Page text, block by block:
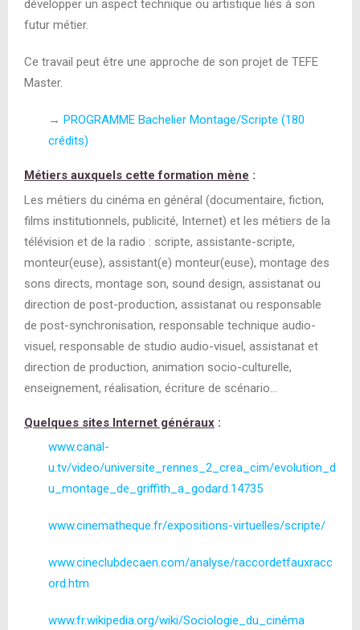
développer un aspect technique ou artistique liés à son
futur métier.
Ce travail peut être une approche de son projet de TEFE
Master.
→ PROGRAMME Bachelier Montage/Scripte (180
crédits)
Métiers auxquels cette formation mène :
Les métiers du cinéma en général (documentaire, fiction,
films institutionnels, publicité, Internet) et les métiers de la
télévision et de la radio : scripte, assistante-scripte,
monteur(euse), assistant(e) monteur(euse), montage des
sons directs, montage son, sound design, assistanat ou
direction de post-production, assistanat ou responsable
de post-synchronisation, responsable technique audio-
visuel, responsable de studio audio-visuel, assistanat et
direction de production, animation socio-culturelle,
enseignement, réalisation, écriture de scénario…
Quelques sites Internet généraux :
www.canal-
u.tv/video/universite_rennes_2_crea_cim/evolution_d
u_montage_de_griffith_a_godard.14735
www.cinematheque.fr/expositions-virtuelles/scripte/
www.cineclubdecaen.com/analyse/raccordetfauxracc
ord.htm
www.fr.wikipedia.org/wiki/Sociologie_du_cinéma